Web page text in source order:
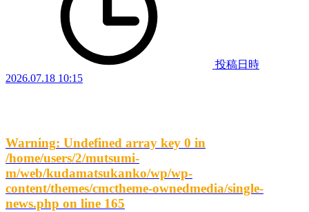
投稿日時
2026.07.18 10:15
Warning: Undefined array key 0 in
/home/users/2/mutsumi-
m/web/kudamatsukanko/wp/wp-
content/themes/cmctheme-ownedmedia/single-
news.php on line 165